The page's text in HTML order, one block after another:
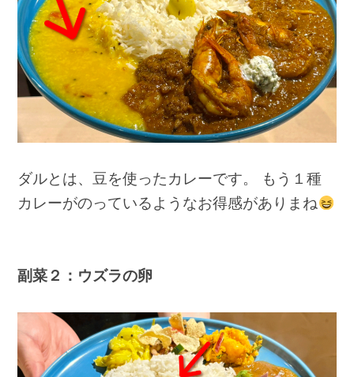
ダルとは、豆を使ったカレーです。 もう１種
カレーがのっているようなお得感がありまね
副菜２：ウズラの卵